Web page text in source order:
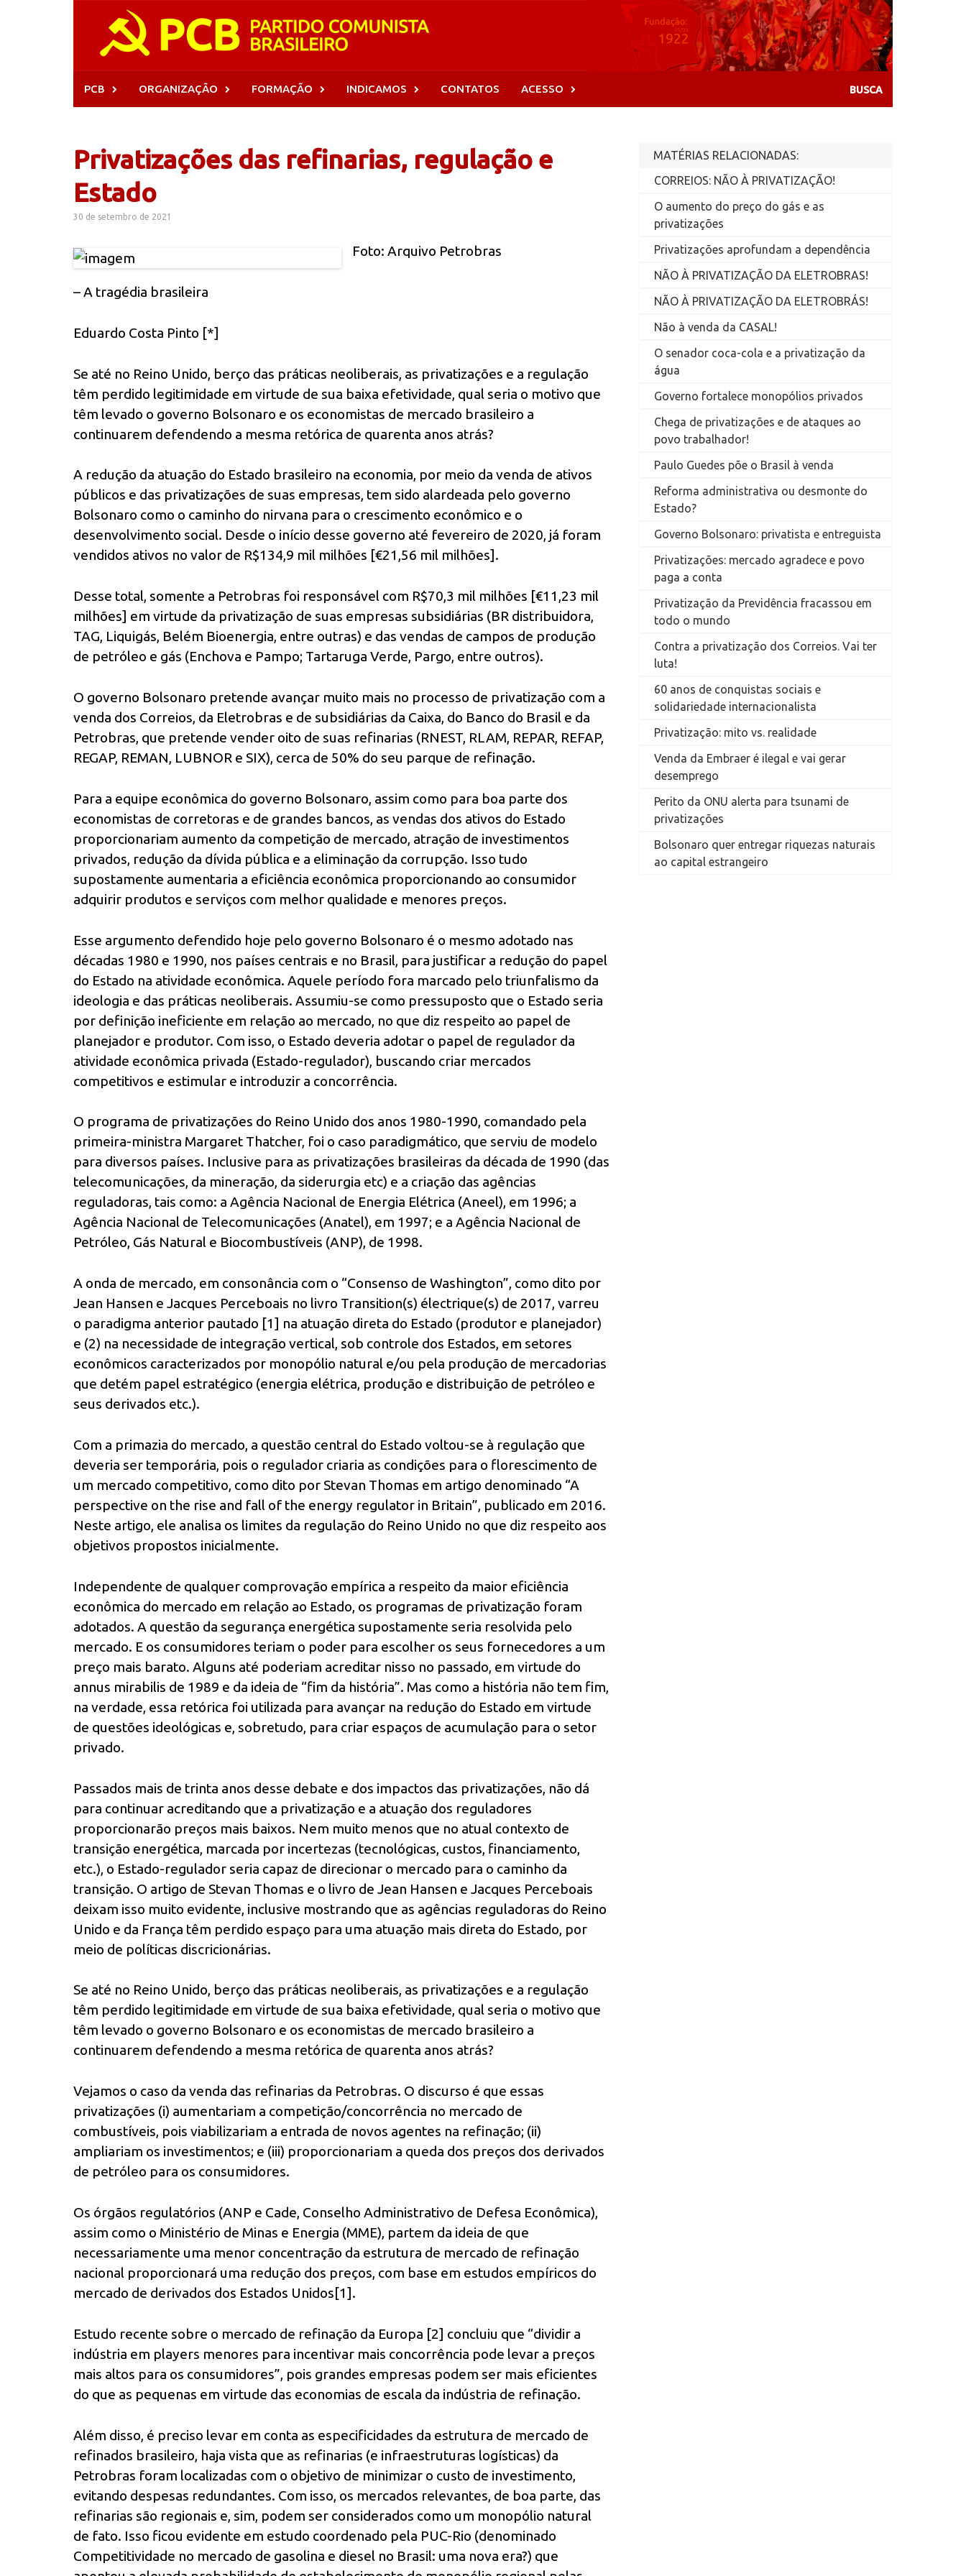
PCB ORGANIZAÇÃO FORMAÇÃO INDICAMOS CONTATOS ACESSO
Privatizações das refinarias, regulação e
Estado
30 de setembro de 2021
Foto: Arquivo Petrobras
– A tragédia brasileira
Eduardo Costa Pinto [*]
Se até no Reino Unido, berço das práticas neoliberais, as privatizações e a regulação
têm perdido legitimidade em virtude de sua baixa efetividade, qual seria o motivo que
têm levado o governo Bolsonaro e os economistas de mercado brasileiro a
continuarem defendendo a mesma retórica de quarenta anos atrás?
A redução da atuação do Estado brasileiro na economia, por meio da venda de ativos
públicos e das privatizações de suas empresas, tem sido alardeada pelo governo
Bolsonaro como o caminho do nirvana para o crescimento econômico e o
desenvolvimento social. Desde o início desse governo até fevereiro de 2020, já foram
vendidos ativos no valor de R$134,9 mil milhões [€21,56 mil milhões].
Desse total, somente a Petrobras foi responsável com R$70,3 mil milhões [€11,23 mil
milhões] em virtude da privatização de suas empresas subsidiárias (BR distribuidora,
TAG, Liquigás, Belém Bioenergia, entre outras) e das vendas de campos de produção
de petróleo e gás (Enchova e Pampo; Tartaruga Verde, Pargo, entre outros).
O governo Bolsonaro pretende avançar muito mais no processo de privatização com a
venda dos Correios, da Eletrobras e de subsidiárias da Caixa, do Banco do Brasil e da
Petrobras, que pretende vender oito de suas refinarias (RNEST, RLAM, REPAR, REFAP,
REGAP, REMAN, LUBNOR e SIX), cerca de 50% do seu parque de refinação.
Para a equipe econômica do governo Bolsonaro, assim como para boa parte dos
economistas de corretoras e de grandes bancos, as vendas dos ativos do Estado
proporcionariam aumento da competição de mercado, atração de investimentos
privados, redução da dívida pública e a eliminação da corrupção. Isso tudo
supostamente aumentaria a eficiência econômica proporcionando ao consumidor
adquirir produtos e serviços com melhor qualidade e menores preços.
Esse argumento defendido hoje pelo governo Bolsonaro é o mesmo adotado nas
décadas 1980 e 1990, nos países centrais e no Brasil, para justificar a redução do papel
do Estado na atividade econômica. Aquele período fora marcado pelo triunfalismo da
ideologia e das práticas neoliberais. Assumiu-se como pressuposto que o Estado seria
por definição ineficiente em relação ao mercado, no que diz respeito ao papel de
planejador e produtor. Com isso, o Estado deveria adotar o papel de regulador da
atividade econômica privada (Estado-regulador), buscando criar mercados
competitivos e estimular e introduzir a concorrência.
O programa de privatizações do Reino Unido dos anos 1980-1990, comandado pela
primeira-ministra Margaret Thatcher, foi o caso paradigmático, que serviu de modelo
para diversos países. Inclusive para as privatizações brasileiras da década de 1990 (das
telecomunicações, da mineração, da siderurgia etc) e a criação das agências
reguladoras, tais como: a Agência Nacional de Energia Elétrica (Aneel), em 1996; a
Agência Nacional de Telecomunicações (Anatel), em 1997; e a Agência Nacional de
Petróleo, Gás Natural e Biocombustíveis (ANP), de 1998.
A onda de mercado, em consonância com o “Consenso de Washington”, como dito por
Jean Hansen e Jacques Perceboais no livro Transition(s) électrique(s) de 2017, varreu
o paradigma anterior pautado [1] na atuação direta do Estado (produtor e planejador)
e (2) na necessidade de integração vertical, sob controle dos Estados, em setores
econômicos caracterizados por monopólio natural e/ou pela produção de mercadorias
que detém papel estratégico (energia elétrica, produção e distribuição de petróleo e
seus derivados etc.).
Com a primazia do mercado, a questão central do Estado voltou-se à regulação que
deveria ser temporária, pois o regulador criaria as condições para o florescimento de
um mercado competitivo, como dito por Stevan Thomas em artigo denominado “A
perspective on the rise and fall of the energy regulator in Britain”, publicado em 2016.
Neste artigo, ele analisa os limites da regulação do Reino Unido no que diz respeito aos
objetivos propostos inicialmente.
Independente de qualquer comprovação empírica a respeito da maior eficiência
econômica do mercado em relação ao Estado, os programas de privatização foram
adotados. A questão da segurança energética supostamente seria resolvida pelo
mercado. E os consumidores teriam o poder para escolher os seus fornecedores a um
preço mais barato. Alguns até poderiam acreditar nisso no passado, em virtude do
annus mirabilis de 1989 e da ideia de “fim da história”. Mas como a história não tem fim,
na verdade, essa retórica foi utilizada para avançar na redução do Estado em virtude
de questões ideológicas e, sobretudo, para criar espaços de acumulação para o setor
privado.
Passados mais de trinta anos desse debate e dos impactos das privatizações, não dá
para continuar acreditando que a privatização e a atuação dos reguladores
proporcionarão preços mais baixos. Nem muito menos que no atual contexto de
transição energética, marcada por incertezas (tecnológicas, custos, financiamento,
etc.), o Estado-regulador seria capaz de direcionar o mercado para o caminho da
transição. O artigo de Stevan Thomas e o livro de Jean Hansen e Jacques Perceboais
deixam isso muito evidente, inclusive mostrando que as agências reguladoras do Reino
Unido e da França têm perdido espaço para uma atuação mais direta do Estado, por
meio de políticas discricionárias.
Se até no Reino Unido, berço das práticas neoliberais, as privatizações e a regulação
têm perdido legitimidade em virtude de sua baixa efetividade, qual seria o motivo que
têm levado o governo Bolsonaro e os economistas de mercado brasileiro a
continuarem defendendo a mesma retórica de quarenta anos atrás?
Vejamos o caso da venda das refinarias da Petrobras. O discurso é que essas
privatizações (i) aumentariam a competição/concorrência no mercado de
combustíveis, pois viabilizariam a entrada de novos agentes na refinação; (ii)
ampliariam os investimentos; e (iii) proporcionariam a queda dos preços dos derivados
de petróleo para os consumidores.
Os órgãos regulatórios (ANP e Cade, Conselho Administrativo de Defesa Econômica),
assim como o Ministério de Minas e Energia (MME), partem da ideia de que
necessariamente uma menor concentração da estrutura de mercado de refinação
nacional proporcionará uma redução dos preços, com base em estudos empíricos do
mercado de derivados dos Estados Unidos[1].
Estudo recente sobre o mercado de refinação da Europa [2] concluiu que “dividir a
indústria em players menores para incentivar mais concorrência pode levar a preços
mais altos para os consumidores”, pois grandes empresas podem ser mais eficientes
do que as pequenas em virtude das economias de escala da indústria de refinação.
Além disso, é preciso levar em conta as especificidades da estrutura de mercado de
refinados brasileiro, haja vista que as refinarias (e infraestruturas logísticas) da
Petrobras foram localizadas com o objetivo de minimizar o custo de investimento,
evitando despesas redundantes. Com isso, os mercados relevantes, de boa parte, das
refinarias são regionais e, sim, podem ser considerados como um monopólio natural
de fato. Isso ficou evidente em estudo coordenado pela PUC-Rio (denominado
Competitividade no mercado de gasolina e diesel no Brasil: uma nova era?) que
MATÉRIAS RELACIONADAS:
CORREIOS: NÃO À PRIVATIZAÇÃO!
O aumento do preço do gás e as
privatizações
Privatizações aprofundam a dependência
NÃO À PRIVATIZAÇÃO DA ELETROBRAS!
NÃO À PRIVATIZAÇÃO DA ELETROBRÁS!
Não à venda da CASAL!
O senador coca-cola e a privatização da
água
Governo fortalece monopólios privados
Chega de privatizações e de ataques ao
povo trabalhador!
Paulo Guedes põe o Brasil à venda
Reforma administrativa ou desmonte do
Estado?
Governo Bolsonaro: privatista e entreguista
Privatizações: mercado agradece e povo
paga a conta
Privatização da Previdência fracassou em
todo o mundo
Contra a privatização dos Correios. Vai ter
luta!
60 anos de conquistas sociais e
solidariedade internacionalista
Privatização: mito vs. realidade
Venda da Embraer é ilegal e vai gerar
desemprego
Perito da ONU alerta para tsunami de
privatizações
Bolsonaro quer entregar riquezas naturais
ao capital estrangeiro